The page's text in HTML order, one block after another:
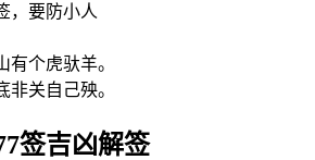
，要防小人
个虎驮羊。
关自己殃。
签吉凶解签